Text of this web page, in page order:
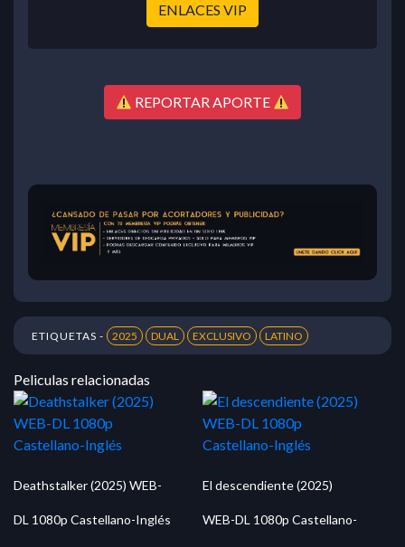
ENLACES VIP
REPORTAR APORTE
ETIQUETAS - 2025 DUAL EXCLUSIVO LATINO
Peliculas relacionadas
Deathstalker (2025) WEB-
DL 1080p Castellano-Inglés
El descendiente (2025)
WEB-DL 1080p Castellano-